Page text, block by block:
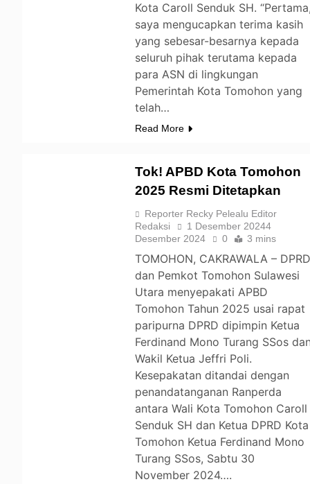
Kota Caroll Senduk SH.
saya mengucapkan terima kasih
yang sebesar-besarnya kepada
seluruh pihak terutama kepada
para ASN di lingkungan
Pemerintah Kota Tomohon yang
telah…
Read More
Tok! APBD Kota Tomohon
2025 Resmi Ditetapkan
Reporter Recky Pelealu Editor
Redaksi
1 Desember 20244
Desember 2024
0 3 mins
TOMOHON, CAKRAWALA –
dan Pemkot Tomohon Sulawesi
Utara menyepakati APBD
Tomohon Tahun 2025 usai rapat
paripurna DPRD dipimpin Ketua
Ferdinand Mono Turang SSos
Wakil Ketua Jeffri Poli.
Kesepakatan ditandai dengan
penandatanganan Ranperda
antara Wali Kota Tomohon Caroll
Senduk SH dan Ketua DPRD Kota
Tomohon Ketua Ferdinand Mono
Turang SSos, Sabtu 30
November 2024….